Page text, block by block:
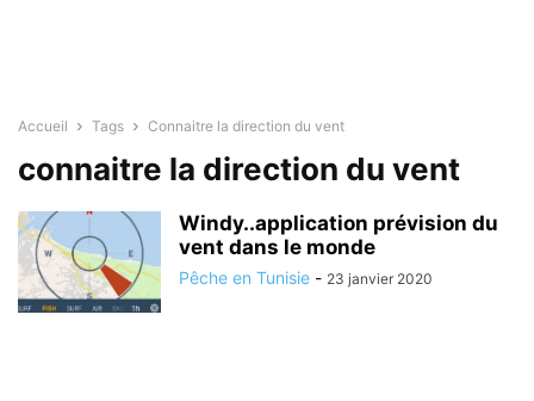
Accueil Tags Connaitre la direction du vent
connaitre la direction du vent
Windy..application prévision du
vent dans le monde
Pêche en Tunisie - 23 janvier 2020